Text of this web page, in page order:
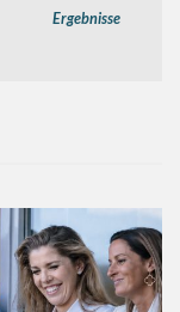
Ergebnisse